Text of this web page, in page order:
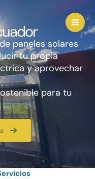
paneles solares
tu propia
y aprovechar
para tu